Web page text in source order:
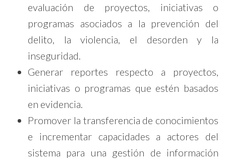
evaluación de proyectos, iniciativas o
programas asociados a la prevención del
delito, la violencia, el desorden y la
inseguridad.
Generar reportes respecto a proyectos,
iniciativas o programas que estén basados
en evidencia.
Promover la transferencia de conocimientos
e incrementar capacidades a actores del
sistema para una gestión de información